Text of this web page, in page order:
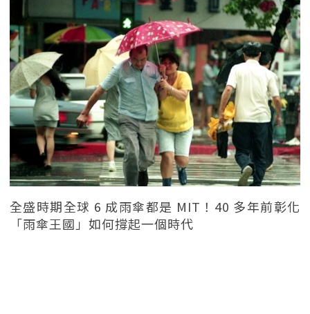
全盛時期全球 6 成雨傘都是 MIT！40 多年前彰化
「雨傘王國」如何撐起一個時代